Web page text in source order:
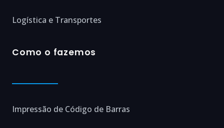
Logística e Transportes
Como o fazemos
Impressão de Código de Barras